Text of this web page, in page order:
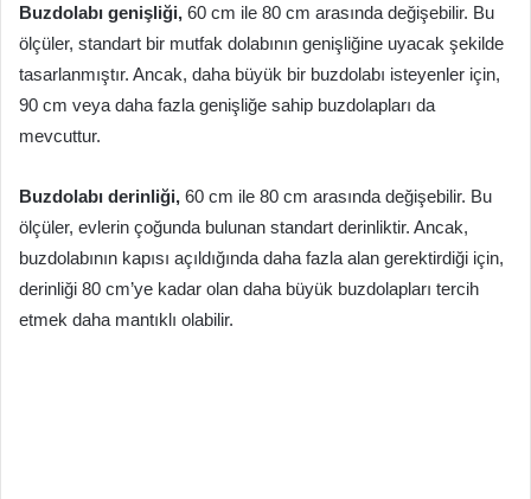
Buzdolabı genişliği, 60 cm ile 80 cm arasında değişebilir. Bu
ölçüler, standart bir mutfak dolabının genişliğine uyacak şekilde
tasarlanmıştır. Ancak, daha büyük bir buzdolabı isteyenler için,
90 cm veya daha fazla genişliğe sahip buzdolapları da
mevcuttur.
Buzdolabı derinliği, 60 cm ile 80 cm arasında değişebilir. Bu
ölçüler, evlerin çoğunda bulunan standart derinliktir. Ancak,
buzdolabının kapısı açıldığında daha fazla alan gerektirdiği için,
derinliği 80 cm’ye kadar olan daha büyük buzdolapları tercih
etmek daha mantıklı olabilir.